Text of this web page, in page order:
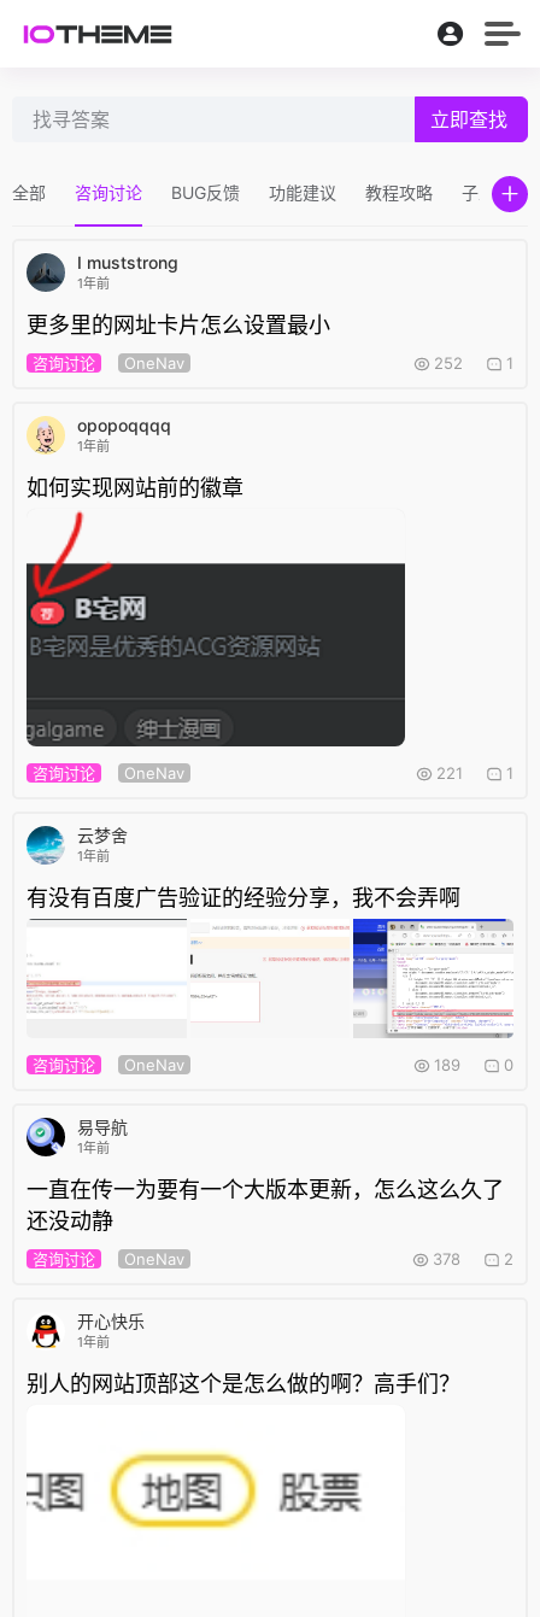
立即查找
全部 咨询讨论 BUG反馈 功能建议 教程攻略 子主题
I muststrong
1年前
更多里的网址卡片怎么设置最小
咨询讨论 OneNav 252 1
opopoqqqq
1年前
如何实现网站前的徽章
咨询讨论 OneNav 221 1
云梦舍
1年前
有没有百度广告验证的经验分享，我不会弄啊
咨询讨论 OneNav 189 0
易导航
1年前
一直在传一为要有一个大版本更新，怎么这么久了
还没动静
咨询讨论 OneNav 378 2
开心快乐
1年前
别人的网站顶部这个是怎么做的啊？高手们？